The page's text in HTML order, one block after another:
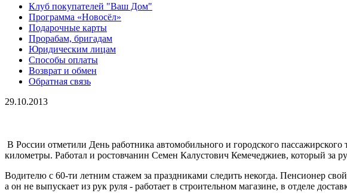
Клуб покупателей "Ваш Дом"
Программа «Новосёл»
Подарочные карты
Прорабам, бригадам
Юридическим лицам
Способы оплаты
Возврат и обмен
Обратная связь
29.10.2013
В России отметили День работника автомобильного и городского
километры. Работал и ростовчанин Семен Калустович Кемечеджиев, который за
Водителю с 60-ти летним стажем за праздниками следить некогда. Пенсионер
а он не выпускает из рук руля - работает в строительном магазине, в отделе